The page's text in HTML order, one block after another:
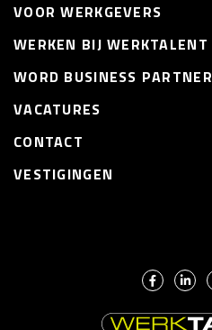
VOOR WERKGEVERS
WERKEN BIJ WERKTALENT
WORD BUSINESS PARTNER
VACATURES
CONTACT
VESTIGINGEN